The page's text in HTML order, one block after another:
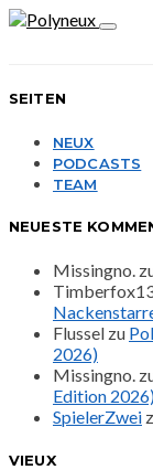
SEITEN
NEUX
PODCASTS
TEAM
NEUESTE
Missingno.
Flussel zu
2026)
Missingno.
Edition
SpielerZwei
VIEUX